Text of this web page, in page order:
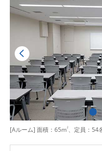
[Aルーム] 面積：65m2、定員：54